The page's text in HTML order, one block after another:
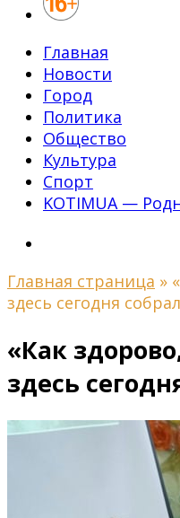
Главная
Новости
Город
Политика
Общество
Культура
Спорт
KOTIMUA —
Главная страница »
здесь сегодня
«Как
здесь